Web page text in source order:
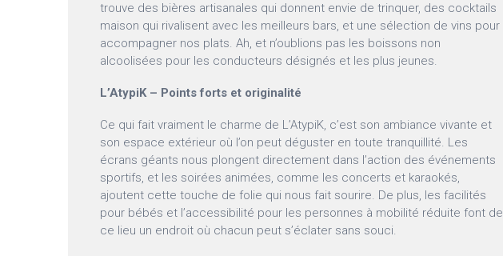
trouve des bières artisanales qui donnent envie de trinquer, des cocktails
maison qui rivalisent avec les meilleurs bars, et une sélection de vins pour
accompagner nos plats. Ah, et n’oublions pas les boissons non
alcoolisées pour les conducteurs désignés et les plus jeunes.
L’AtypiK – Points forts et originalité
Ce qui fait vraiment le charme de L’AtypiK, c’est son ambiance vivante et
son espace extérieur où l’on peut déguster en toute tranquillité. Les
écrans géants nous plongent directement dans l’action des événements
sportifs, et les soirées animées, comme les concerts et karaokés,
ajoutent cette touche de folie qui nous fait sourire. De plus, les facilités
pour bébés et l’accessibilité pour les personnes à mobilité réduite font de
ce lieu un endroit où chacun peut s’éclater sans souci.